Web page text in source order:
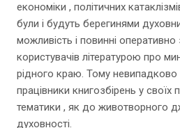
економіки , політичних
були і будуть берегинями
можливість і повинні
користувачів літературою про
рідного краю. Тому невипадково
працівники книгозбірень у
тематики , як до животворного
духовності.